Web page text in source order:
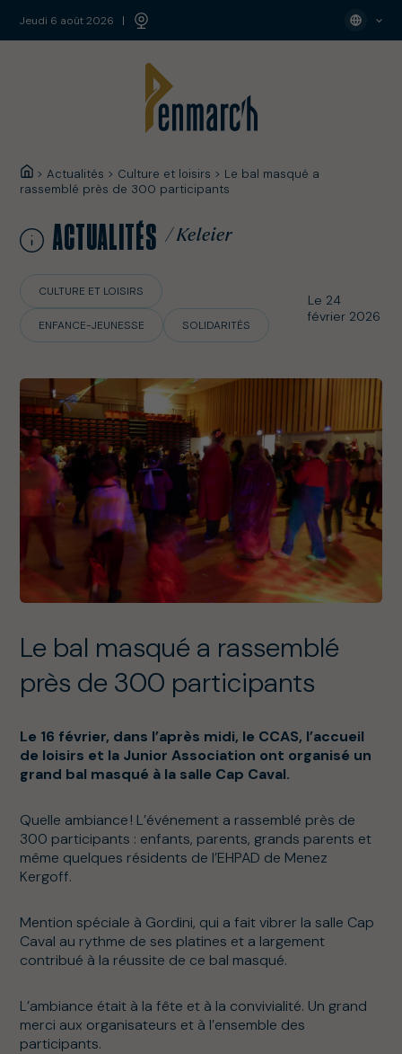
jeudi 6 août 2026
>Actualités > Culture et loisirs > Le bal masqué a
rassemblé près de 300 participants
ACTUALITÉS / Keleier
CULTURE ET LOISIRS
ENFANCE-JEUNESSE SOLIDARITÉS
Le 24
février 2026
Le bal masqué a rassemblé
près de 300 participants
Le 16 février, dans l’après midi, le CCAS, l’accueil
de loisirs et la Junior Association ont organisé un
grand bal masqué à la salle Cap Caval.
Quelle ambiance ! L’événement a rassemblé près de
300 participants : enfants, parents, grands parents et
même quelques résidents de l’EHPAD de Menez
Kergoff.
Mention spéciale à Gordini, qui a fait vibrer la salle Cap
Caval au rythme de ses platines et a largement
contribué à la réussite de ce bal masqué.
L’ambiance était à la fête et à la convivialité. Un grand
merci aux organisateurs et à l’ensemble des
participants.